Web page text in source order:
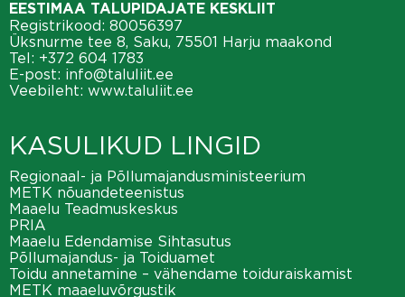
EESTIMAA TALUPIDAJATE KESKLIIT
Registrikood: 80056397
Üksnurme tee 8, Saku, 75501 Harju maakond
Tel: +372 604 1783
E-post: info@taluliit.ee
Veebileht: www.taluliit.ee
KASULIKUD LINGID
Regionaal- ja Põllumajandusministeerium
METK nõuandeteenistus
Maaelu Teadmuskeskus
PRIA
Maaelu Edendamise Sihtasutus
Põllumajandus- ja Toiduamet
Toidu annetamine – vähendame toiduraiskamist
METK maaeluvõrgustik